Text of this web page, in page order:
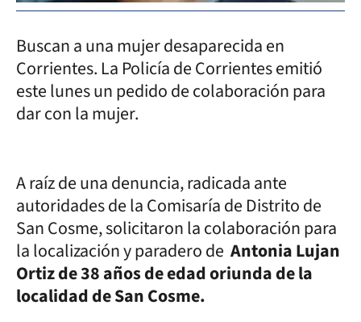
Buscan a una mujer desaparecida en
Corrientes. La Policía de Corrientes emitió
este lunes un pedido de colaboración para
dar con la mujer.
A raíz de una denuncia, radicada ante
autoridades de la Comisaría de Distrito de
San Cosme, solicitaron la colaboración para
la localización y paradero de Antonia Lujan
Ortiz de 38 años de edad oriunda de la
localidad de San Cosme.